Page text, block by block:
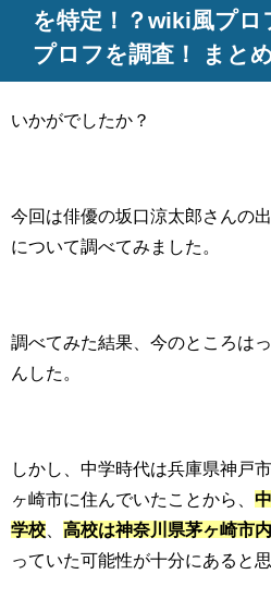
を特定！？wiki風プ
プロフを調査！ まと
いかがでしたか？
今回は俳優の坂口涼太郎さんの
について調べてみました。
調べてみた結果、今のところは
んした。
しかし、中学時代は兵庫県神戸
ヶ崎市に住んでいたことから、
学校
高校は神奈川県茅ヶ崎市
っていた可能性が十分にあると思